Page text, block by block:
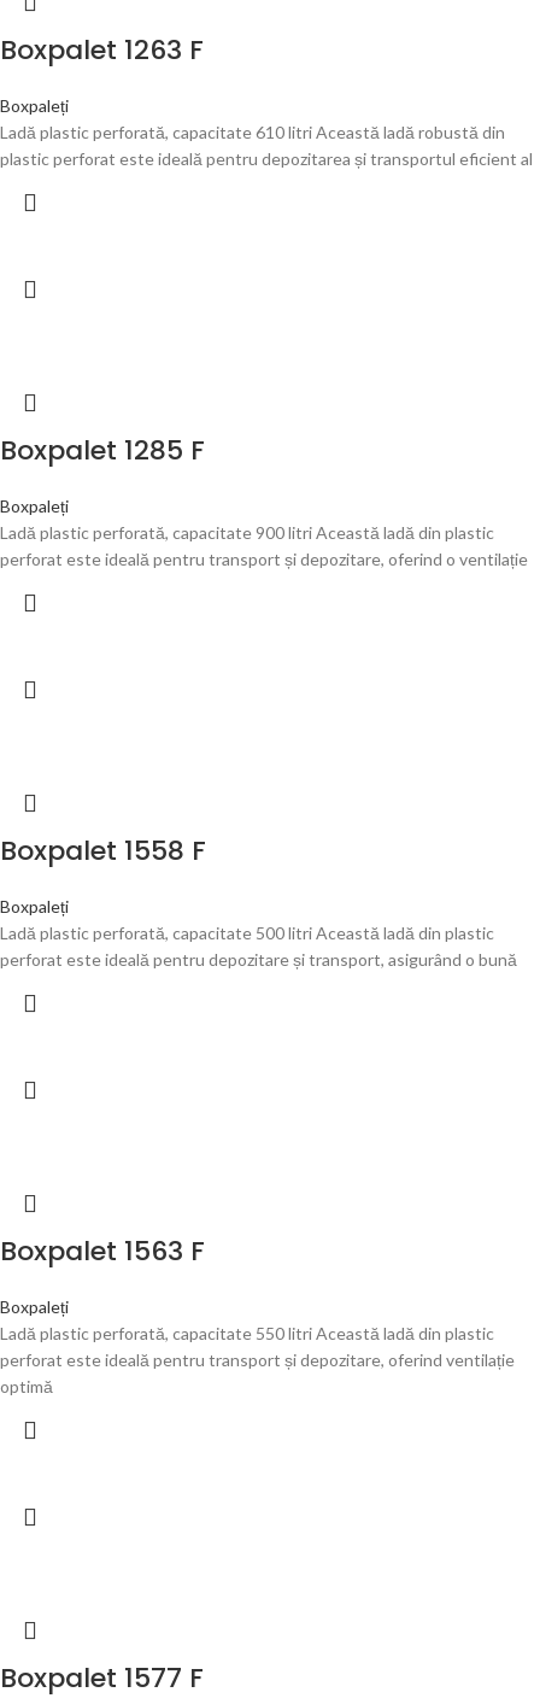
Boxpalet 1263 F
Boxpaleți
Ladă plastic perforată, capacitate 610 litri Această ladă robustă din
plastic perforat este ideală pentru depozitarea și transportul eficient al
Boxpalet 1285 F
Boxpaleți
Ladă plastic perforată, capacitate 900 litri Această ladă din plastic
perforat este ideală pentru transport și depozitare, oferind o ventilație
Boxpalet 1558 F
Boxpaleți
Ladă plastic perforată, capacitate 500 litri Această ladă din plastic
perforat este ideală pentru depozitare și transport, asigurând o bună
Boxpalet 1563 F
Boxpaleți
Ladă plastic perforată, capacitate 550 litri Această ladă din plastic
perforat este ideală pentru transport și depozitare, oferind ventilație
optimă
Boxpalet 1577 F